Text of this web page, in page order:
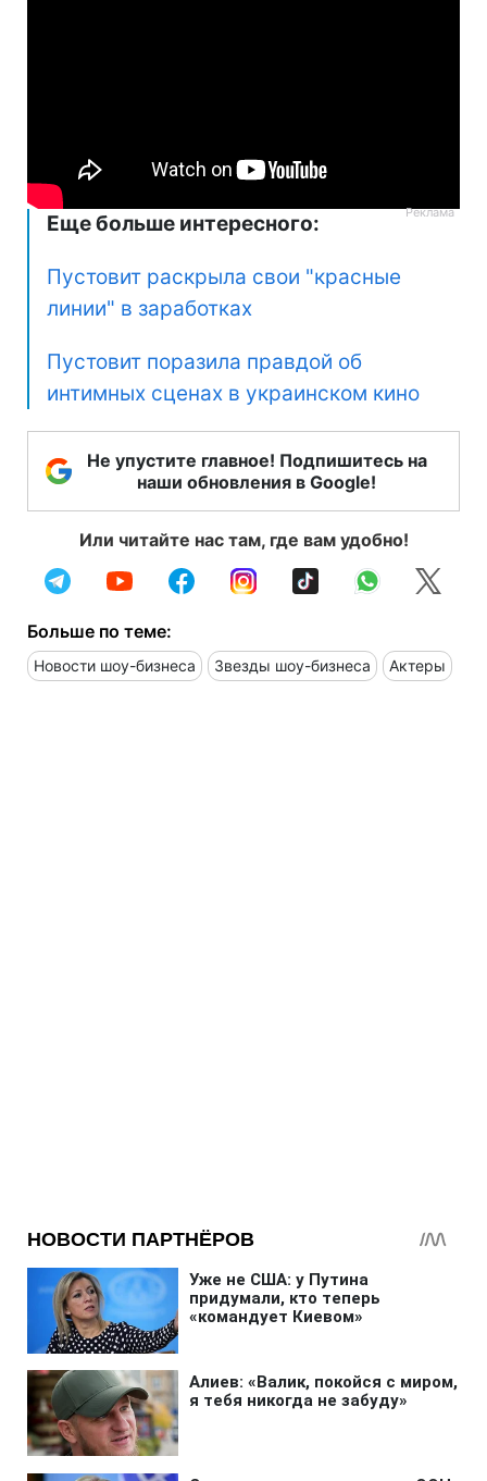
Еще больше интересного:
Пустовит раскрыла свои "красные
линии" в заработках
Пустовит поразила правдой об
интимных сценах в украинском кино
Не упустите главное! Подпишитесь на
наши обновления в Google!
Или читайте нас там, где вам удобно!
Больше по теме:
Новости шоу-бизнеса Звезды шоу-бизнеса Актеры